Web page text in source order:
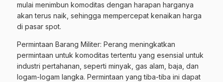
mulai menimbun komoditas dengan harapan harganya
akan terus naik, sehingga mempercepat kenaikan harga
di pasar spot.
Permintaan Barang Militer: Perang meningkatkan
permintaan untuk komoditas tertentu yang esensial untuk
industri pertahanan, seperti minyak, gas alam, baja, dan
logam-logam langka. Permintaan yang tiba-tiba ini dapat